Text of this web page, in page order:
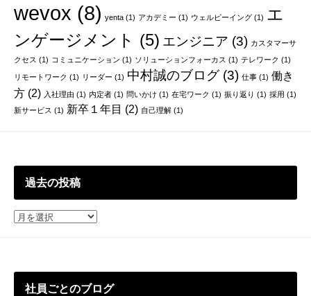
wevox (8) yenta(1) アカデミー (1) ウェルビーイング(1) エ
ンゲージメント (5) エンジニア (3) カスタマーサ
クセス (1) コミュニケーション (1) ソリューションフォーカス (1) テレワーク (1)
リモートワーク (1) リーダー (1) 中村誠のブログ(3) 仕事(1) 働き
方(2) 入社理由 (1) 内定者(1) 問いかけ (1) 在宅ワーク (1) 振り返り (1) 採用 (1)
新サービス (1) 新卒１年目 (2) 自己理解(1)
過去の投稿
過
社員ごとのブログ